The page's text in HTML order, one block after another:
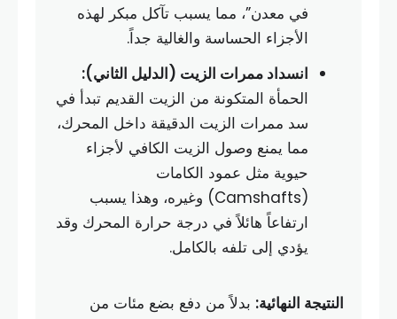
في معدن”، مما يسبب تآكل مبكر لهذه
الأجزاء الحساسة والغالية جداً.
انسداد ممرات الزيت (الدليل الثاني):
الحمأة المتكونة من الزيت القديم تبدأ في
سد ممرات الزيت الدقيقة داخل المحرك،
مما يمنع وصول الزيت الكافي لأجزاء
حيوية مثل عمود الكامات
(Camshafts) وغيره، وهذا يسبب
ارتفاعاً هائلاً في درجة حرارة المحرك وقد
يؤدي إلى تلفه بالكامل.
النتيجة النهائية: بدلاً من دفع بضع مئات من